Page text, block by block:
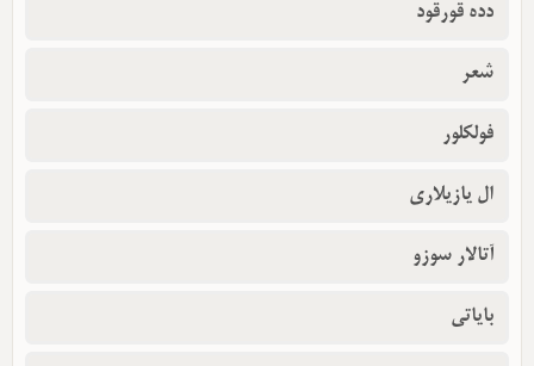
دده قورقود
شعر
فولکلور
ال یازیلاری
آتالار سوزو
بایاتی